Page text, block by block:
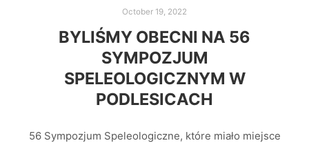
October 19, 2022
BYLIŚMY OBECNI NA 56
SYMPOZJUM
SPELEOLOGICZNYM W
PODLESICACH
56 Sympozjum Speleologiczne, które miało miejsce